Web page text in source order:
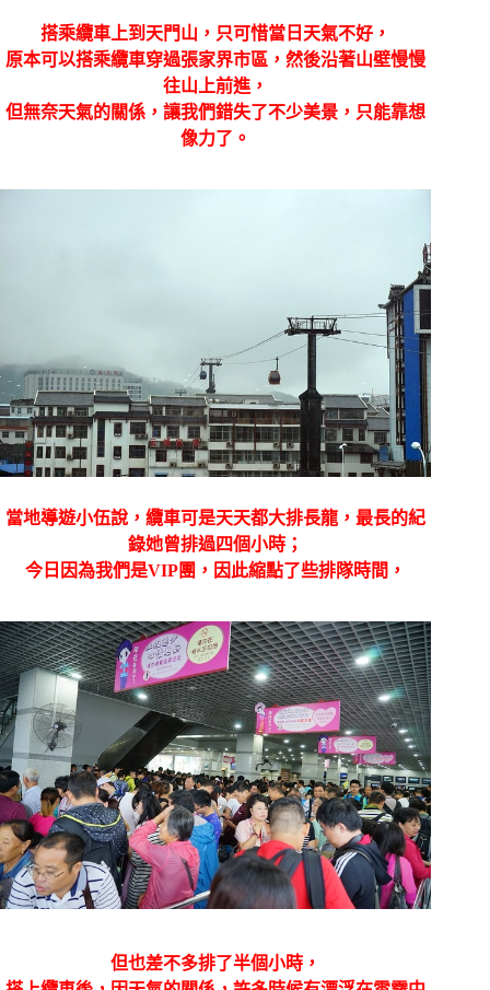
搭乘纜車上到天門山，只可惜當日天氣不好，
原本可以搭乘纜車穿過張家界市區，然後沿著山壁慢慢
往山上前進，
但無奈天氣的關係，讓我們錯失了不少美景，只能靠想
像力了。
當地導遊小伍說，纜車可是天天都大排長龍，最長的紀
錄她曾排過四個小時；
今日因為我們是VIP團，因此縮點了些排隊時間，
但也差不多排了半個小時，